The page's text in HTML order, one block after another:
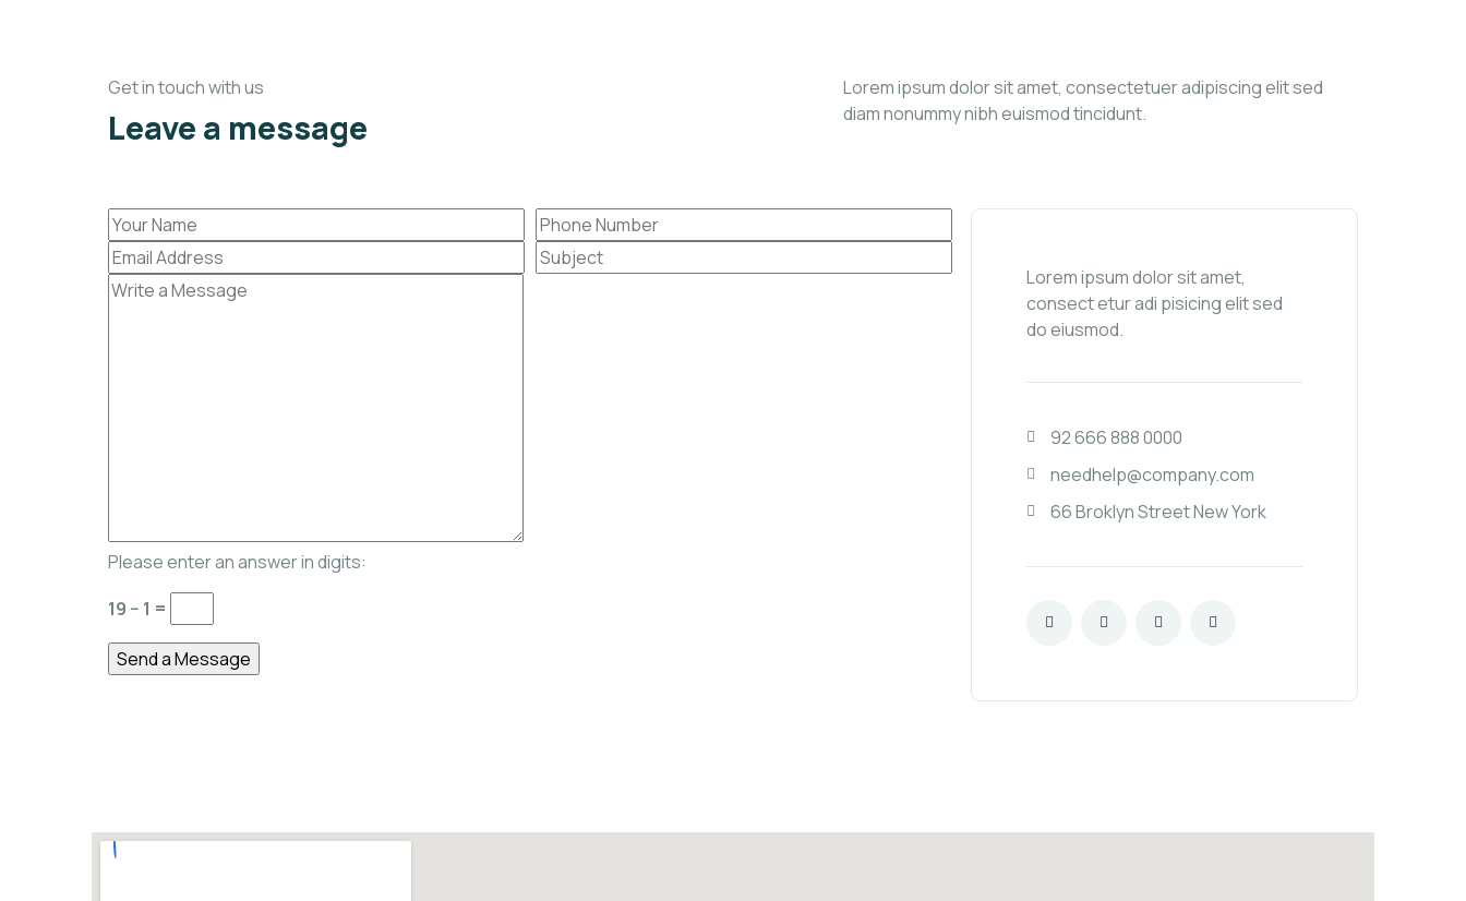
Get in touch with us
Leave a message
Lorem ipsum dolor sit amet, consectetuer adipiscing elit sed
diam nonummy nibh euismod tincidunt.
Please enter an answer in digits:
19 − 1 =
Lorem ipsum dolor sit amet,
consect etur adi pisicing elit sed
do eiusmod.
92 666 888 0000
needhelp@company.com
66 Broklyn Street New York